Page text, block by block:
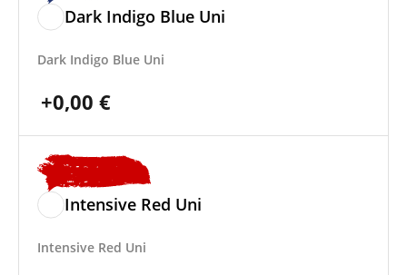
Dark Indigo Blue Uni
Dark Indigo Blue Uni
+0,00 €
Intensive Red Uni
Intensive Red Uni